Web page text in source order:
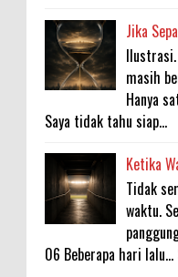
Jika
masih
Hanya
Saya tidak tahu siap...
Ketika
Tidak
waktu.
06 Beberapa hari lalu...